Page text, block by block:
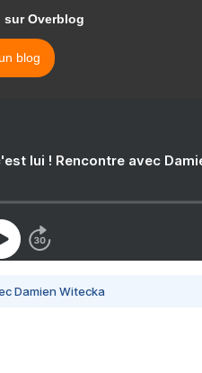
sur Overblog
blog
lui ! Rencontre avec
Damien Witecka